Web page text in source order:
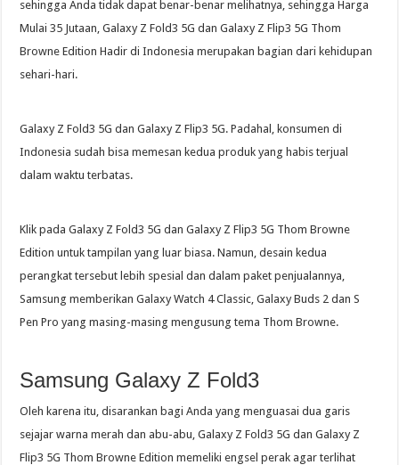
sehingga Anda tidak dapat benar-benar melihatnya, sehingga Harga
Mulai 35 Jutaan, Galaxy Z Fold3 5G dan Galaxy Z Flip3 5G Thom
Browne Edition Hadir di Indonesia merupakan bagian dari kehidupan
sehari-hari.
Galaxy Z Fold3 5G dan Galaxy Z Flip3 5G. Padahal, konsumen di
Indonesia sudah bisa memesan kedua produk yang habis terjual
dalam waktu terbatas.
Klik pada Galaxy Z Fold3 5G dan Galaxy Z Flip3 5G Thom Browne
Edition untuk tampilan yang luar biasa. Namun, desain kedua
perangkat tersebut lebih spesial dan dalam paket penjualannya,
Samsung memberikan Galaxy Watch 4 Classic, Galaxy Buds 2 dan S
Pen Pro yang masing-masing mengusung tema Thom Browne.
Samsung Galaxy Z Fold3
Oleh karena itu, disarankan bagi Anda yang menguasai dua garis
sejajar warna merah dan abu-abu, Galaxy Z Fold3 5G dan Galaxy Z
Flip3 5G Thom Browne Edition memeliki engsel perak agar terlihat